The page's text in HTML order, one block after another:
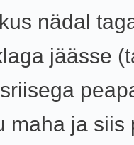
nädal
jäässe
maha ja siis